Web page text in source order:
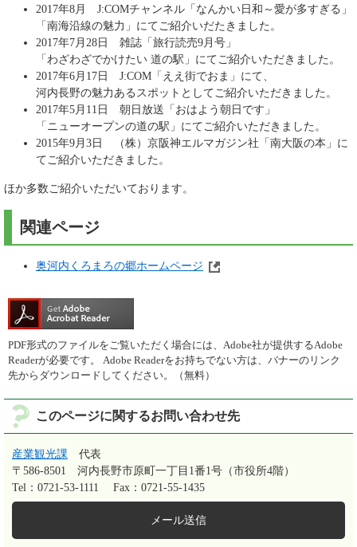
2017年8月 J:COMチャンネル「なんかい日和～愛が多すぎる」
「南海沿線の魅力」にてご紹介いだたきました。
2017年7月28日 雑誌「旅行読売9月号」
「わざわざでかけたい 道の駅」にてご紹介いただきました。
2017年6月17日 J:COM「ええ街でおま」にて、
河内長野の魅力あるスポットとしてご紹介いただきました。
2017年5月11日 朝日放送「おはよう朝日です」
「ニューオープンの道の駅」にてご紹介いただきました。
2015年9月3日 （株）京阪神エルマガジン社「南大阪の本」に
てご紹介いただきました。
ほか多数ご紹介いただいております。
関連ページ
奥河内くろまろの郷ホームページ
PDF形式のファイルをご覧いただく場合には、Adobe社が提供するAdobe
Readerが必要です。
Adobe Readerをお持ちでない方は、バナーのリンク
先からダウンロードしてください。（無料）
このページに関するお問い合わせ先
産業観光課
代表
〒586-8501
河内長野市原町一丁目1番1号（市役所4階）
Tel：0721-53-1111
Fax：0721-55-1435
メール送信